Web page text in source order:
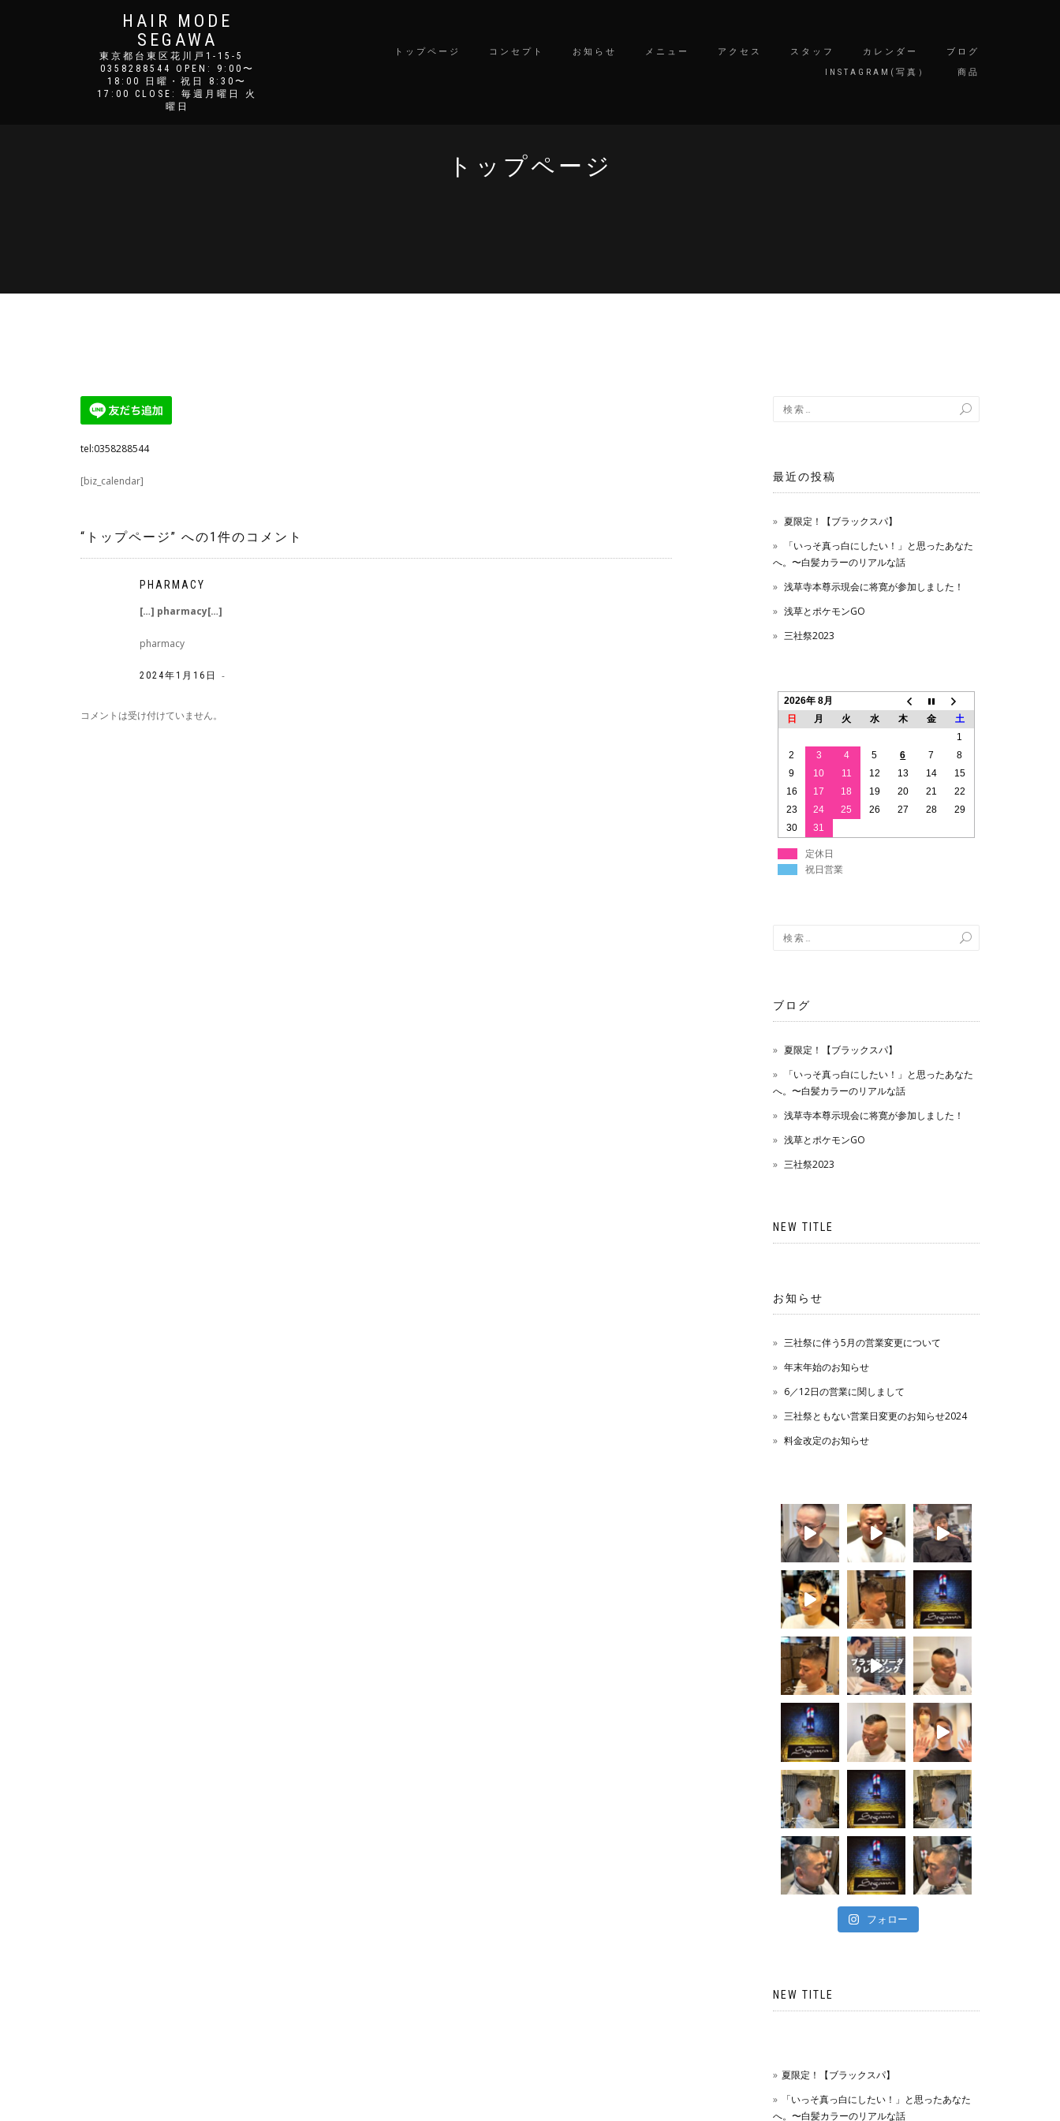
HAIR MODE
SEGAWA
東京都台東区花川戸1-15-5
0358288544 OPEN: 9:00〜
18:00 日曜・祝日 8:30〜
17:00 CLOSE: 毎週月曜日 火
曜日
トップページ コンセプト お知らせ メニュー アクセス スタッフ カレンダー
ブログ
INSTAGRAM(写真）
商品
トップページ
tel:0358288544
[biz_calendar]
“ トップページ” への1件のコメント
PHARMACY
[…] pharmacy[…]
pharmacy
2024年1月16日 -
コメントは受け付けていません。
最近の投稿
夏限定！【ブラックスパ】
「いっそ真っ白にしたい！」と思ったあなた
へ。〜白髪カラーのリアルな話
浅草寺本尊示現会に将寛が参加しました！
浅草とポケモンGO
三社祭2023
2026年 8月
日
月 火 水 木 金
土
1
2
3 4 5 6 7
8
9
10 11 12 13 14
15
16
17 18 19 20 21
22
23
24 25 26 27 28
29
30
31
定休日
祝日営業
ブログ
夏限定！【ブラックスパ】
「いっそ真っ白にしたい！」と思ったあなた
へ。〜白髪カラーのリアルな話
浅草寺本尊示現会に将寛が参加しました！
浅草とポケモンGO
三社祭2023
NEW TITLE
お知らせ
三社祭に伴う5月の営業変更について
年末年始のお知らせ
6／12日の営業に関しまして
三社祭ともない営業日変更のお知らせ2024
料金改定のお知らせ
フォロー
NEW TITLE
夏限定！【ブラックスパ】
「いっそ真っ白にしたい！」と思ったあなた
へ。〜白髪カラーのリアルな話